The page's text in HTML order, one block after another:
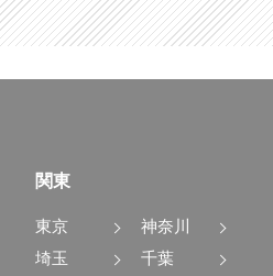
関東
東京
神奈川
埼玉
千葉